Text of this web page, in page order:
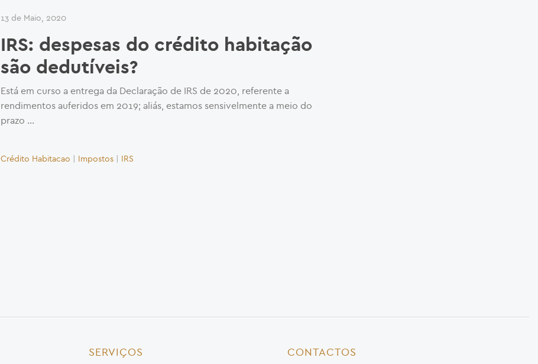
13 de Maio, 2020
IRS: despesas do crédito habitação
são dedutíveis?
Está em curso a entrega da Declaração de IRS de 2020, referente a
rendimentos auferidos em 2019; aliás, estamos sensivelmente a meio do
prazo …
Crédito Habitacao Impostos IRS
SERVIÇOS CONTACTOS